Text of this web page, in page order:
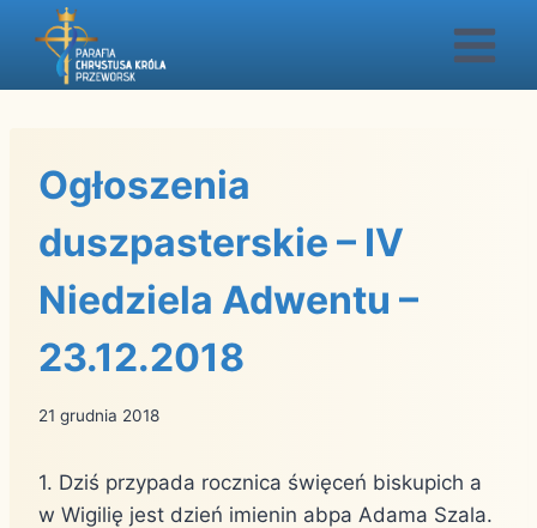
Przejdź
Ogłoszenia
duszpasterskie – IV
Niedziela Adwentu –
23.12.2018
21 grudnia 2018
1. Dziś przypada rocznica święceń biskupich a
w Wigilię jest dzień imienin abpa Adama Szala.